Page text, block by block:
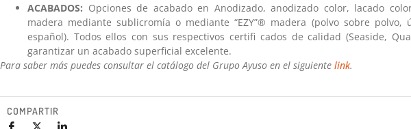
ACABADOS: Opciones de acabado en Anodizado, anodizado color, lacado
madera mediante sublicromía o mediante “EZY”® madera (polvo sobre polvo,
español). Todos ellos con sus respectivos certifi cados de calidad (Seaside,
garantizar un acabado superficial excelente.
Para saber más puedes consultar el catálogo del Grupo Ayuso en el siguiente link.
COMPARTIR